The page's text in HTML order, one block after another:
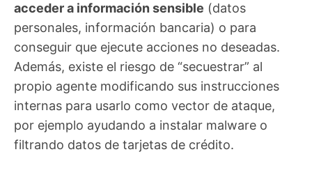
acceder a información sensible (datos
personales, información bancaria) o para
conseguir que ejecute acciones no deseadas.
Además, existe el riesgo de “secuestrar” al
propio agente modificando sus instrucciones
internas para usarlo como vector de ataque,
por ejemplo ayudando a instalar malware o
filtrando datos de tarjetas de crédito.